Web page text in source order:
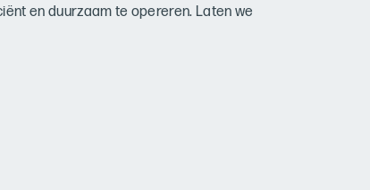
en duurzaam te opereren. Laten we